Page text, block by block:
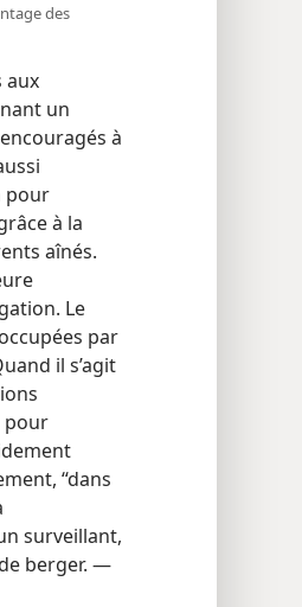
des
aux
un
à
pour
à la
aînés.
Le
par
il s’agit
pour
“dans
surveillant,
berger. —